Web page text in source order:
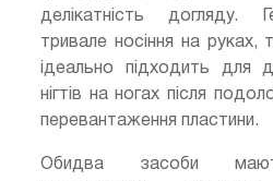
делікатність догляду.
тривале носіння на руках,
ідеально підходить для
нігтів на ногах після
перевантаження пластини.
Обидва засоби